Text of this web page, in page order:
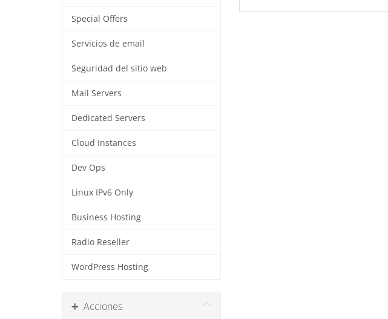
Special Offers
Servicios de email
Seguridad del sitio web
Mail Servers
Dedicated Servers
Cloud Instances
Dev Ops
Linux IPv6 Only
Business Hosting
Radio Reseller
WordPress Hosting
Acciones